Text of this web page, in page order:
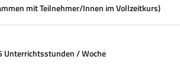
mit Teilnehmer/Innen im Vollzeitkurs)
Unterrichtsstunden / Woche